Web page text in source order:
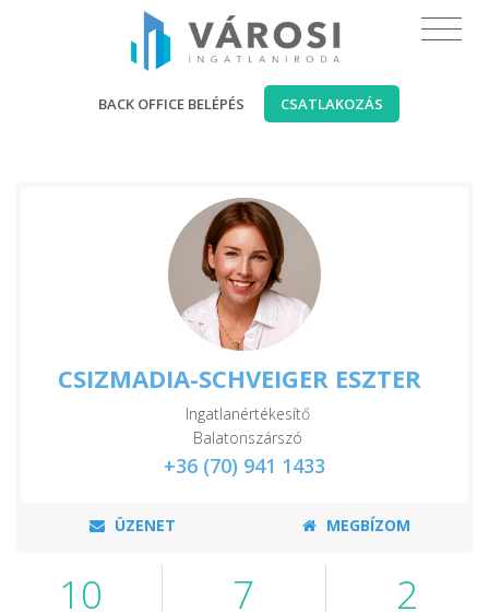
BACK OFFICE BELÉPÉS CSATLAKOZÁS
CSIZMADIA-SCHVEIGER ESZTER
Ingatlanértékesítő
Balatonszárszó
+36 (70) 941 1433
ÜZENET MEGBÍZOM
10 7 2